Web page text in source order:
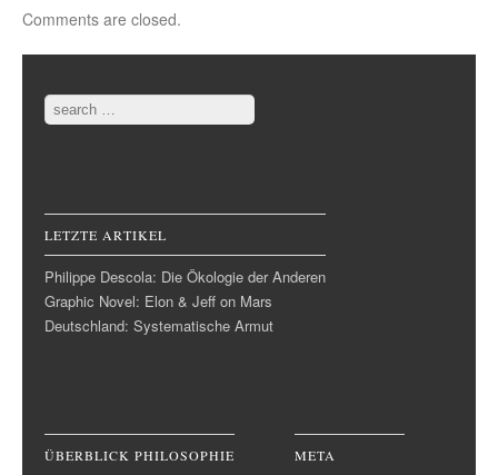
Comments are closed.
Search
LETZTE ARTIKEL
Philippe Descola: Die Ökologie der Anderen
Graphic Novel: Elon & Jeff on Mars
Deutschland: Systematische Armut
ÜBERBLICK PHILOSOPHIE META